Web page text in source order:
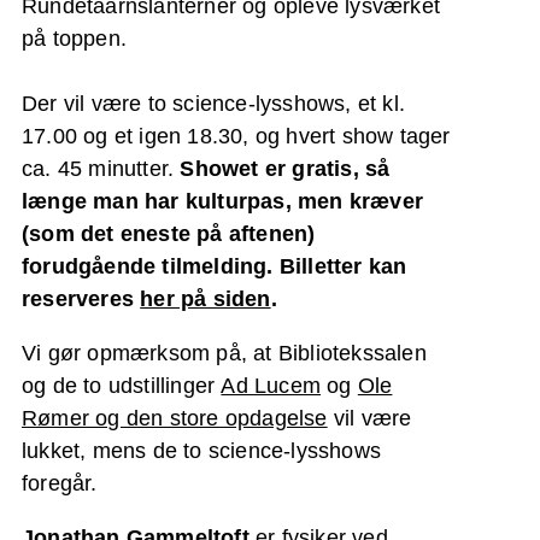
Rundetaarnslanterner og opleve lysværket
på toppen.
Der vil være to science-lysshows, et kl.
17.00 og et igen 18.30, og hvert show tager
ca. 45 minutter.Showet er gratis, så
længe man har kulturpas, men kræver
(som det eneste på aftenen)
forudgående tilmelding. Billetter kan
reserveres her på siden.
Vi gør opmærksom på, at Bibliotekssalen
og de to udstillingerAd Lucem og Ole
Rømer og den store opdagelse vil være
lukket, mens de to science-lysshows
foregår.